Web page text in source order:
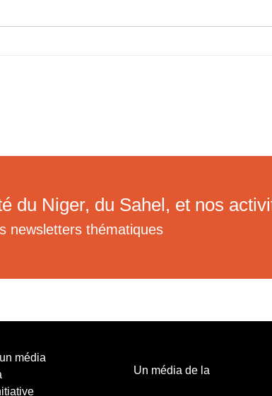
du Niger, du Sahel, et nos
newsletters thématiques
média
Un média de la